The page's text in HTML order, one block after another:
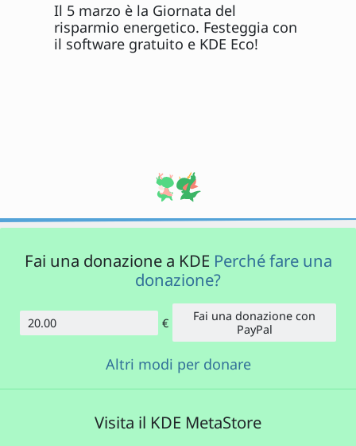
Il 5 marzo è la Giornata del
risparmio energetico. Festeggia con
il software gratuito e KDE Eco!
Fai una donazione a KDE Perché fare una
donazione?
€
Fai una donazione con
PayPal
Altri modi per donare
Visita il KDE MetaStore